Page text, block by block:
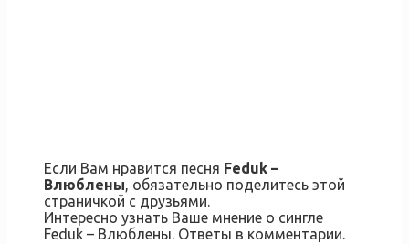
Если Вам нравится песня Feduk –
Влюблены, обязательно поделитесь этой
страничкой с друзьями.
Интересно узнать Ваше мнение о сингле
Feduk – Влюблены. Ответы в комментарии.